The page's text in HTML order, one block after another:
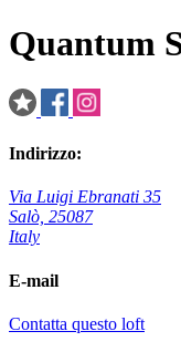
Quantum
Indirizzo:
Via Luigi Ebranati 35
Salò, 25087
Italy
E-mail
Contatta questo loft